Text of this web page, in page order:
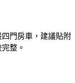
門房車，建議貼附
整。